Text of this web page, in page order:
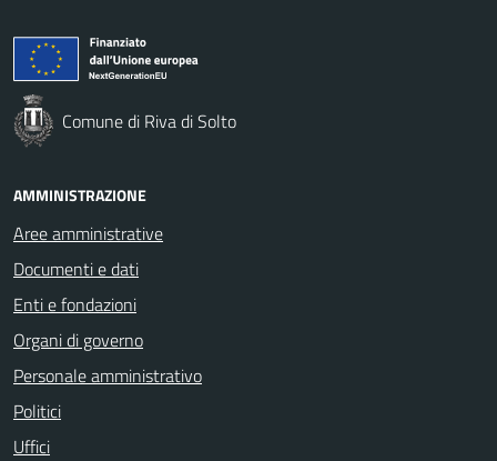
Comune di Riva di Solto
AMMINISTRAZIONE
Aree amministrative
Documenti e dati
Enti e fondazioni
Organi di governo
Personale amministrativo
Politici
Uffici